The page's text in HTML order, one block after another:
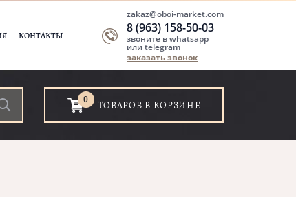
КОНТАКТЫ
zakaz@oboi-market.com
8 (963) 158-50-03
звоните в whatsapp
или telegram
заказать звонок
0 ТОВАРОВ В КОРЗИНЕ